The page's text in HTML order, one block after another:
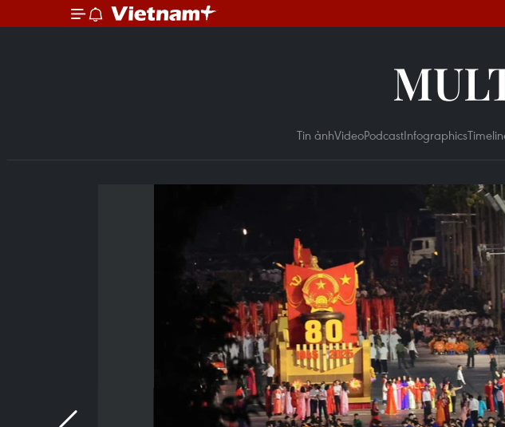
Tin ảnhVideoPodcastInfographics